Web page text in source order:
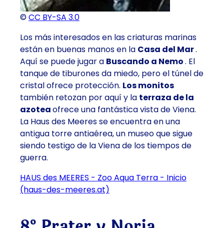
©CC BY-SA 3.0
Los más interesados en las criaturas marinas
están en buenas manos en la Casa del Mar.
Aquí se puede jugar a Buscando a Nemo. El
tanque de tiburones da miedo, pero el túnel de
cristal ofrece protección. Los monitos
también retozan por aquí y la terraza de la
azoteaofrece una fantástica vista de Viena.
La Haus des Meeres se encuentra en una
antigua torre antiaérea, un museo que sigue
siendo testigo de la Viena de los tiempos de
guerra.
HAUS des MEERES - Zoo Aqua Terra - Inicio
(haus-des-meeres.at)